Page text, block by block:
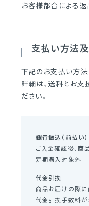
お客様都合による返
支払い方法
下記のお支払い方法
詳細は、送料とお支
ださい。
銀行振込（前払い）
ご入金確認後、商
定期購入対象外
代金引換
商品お届けの際に
代金引換手数料が